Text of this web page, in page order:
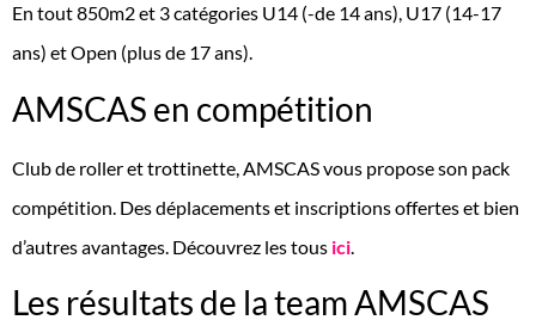
En tout 850m2 et 3 catégories U14 (-de 14 ans), U17 (14-17
ans) et Open (plus de 17 ans).
AMSCAS en compétition
Club de roller et trottinette, AMSCAS vous propose son pack
compétition. Des déplacements et inscriptions offertes et bien
d’autres avantages. Découvrez les tous ici
Les résultats de la team AMSCAS